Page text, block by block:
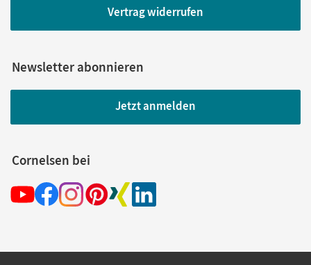
Vertrag widerrufen
Newsletter abonnieren
Jetzt anmelden
Cornelsen bei